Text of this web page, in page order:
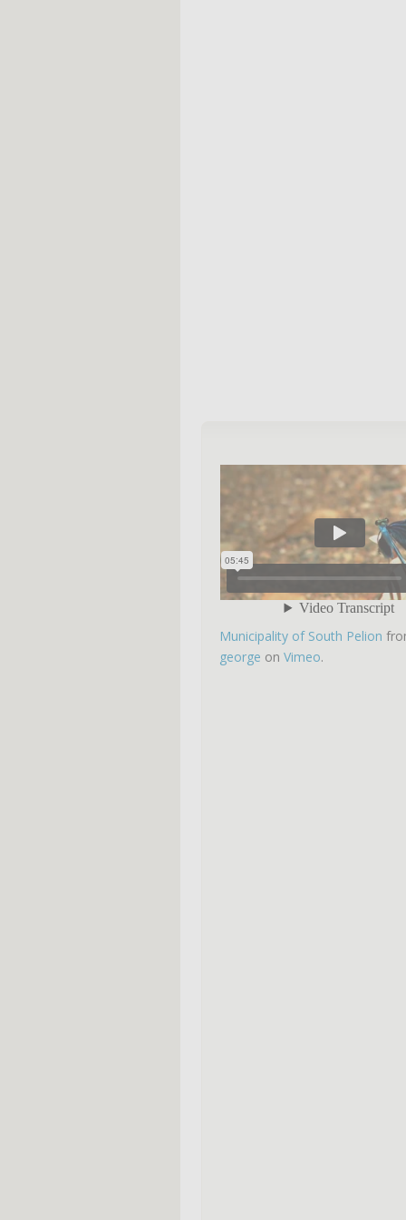
Municipality of South Pelion
george on Vimeo.